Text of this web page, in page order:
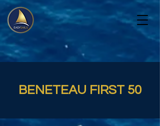
BENETEAU FIRST 50